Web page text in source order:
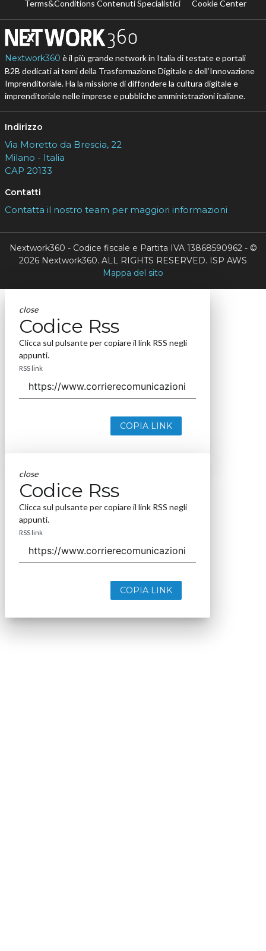
Terms&Conditions Contenuti Specialistici Cookie Center
Nextwork360 è il più grande network in Italia di testate e portali
B2B dedicati ai temi della Trasformazione Digitale e dell’Innovazione
Imprenditoriale. Ha la missione di diffondere la cultura digitale e
imprenditoriale nelle imprese e pubbliche amministrazioni italiane.
Indirizzo
Via Moretto da Brescia, 22
Milano - Italia
CAP 20133
Contatti
Contatta il nostro team per maggiori informazioni
Nextwork360 - Codice fiscale e Partita IVA 13868590962 - ©
2026 Nextwork360. ALL RIGHTS RESERVED. ISP AWS
Mappa del sito
close
Codice Rss
Clicca sul pulsante per copiare il link RSS negli
appunti.
RSS link
COPIA LINK
close
Codice Rss
Clicca sul pulsante per copiare il link RSS negli
appunti.
RSS link
COPIA LINK